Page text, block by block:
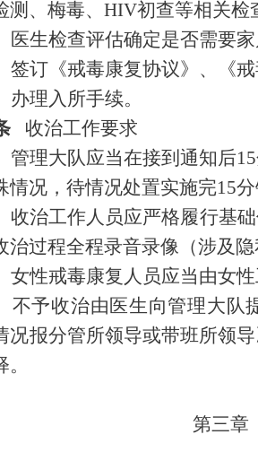
、梅毒、 HIV初查等相关检
医生检查评估确定是否需要家
签订《戒毒康复协议》、《
办理入所手续。
收治工作要求
管理大队应当在接到通知后15
情况，待情况处置实施完15
收治工作人员应严格履行基
治过程全程录音录像（涉及隐
女性戒毒康复人员应当由女
不予收治由医生向管理大
况报分管所领导或带班所领
第三章